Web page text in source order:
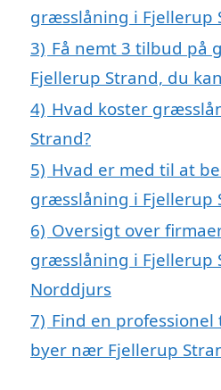
græsslåning i Fjellerup
3) Få nemt 3 tilbud på
Fjellerup Strand, du
4) Hvad koster
Strand?
5) Hvad er med til at
græsslåning i Fjellerup
6) Oversigt over
græsslåning i Fjellerup
Norddjurs
7) Find en
byer nær Fjellerup